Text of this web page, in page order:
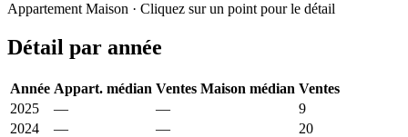
−
Appartement Maison · Cliquez sur un point pour le détail
Détail par année
Année Appart. médian Ventes Maison médian Ventes
2025
— —
9
2024
— —
20